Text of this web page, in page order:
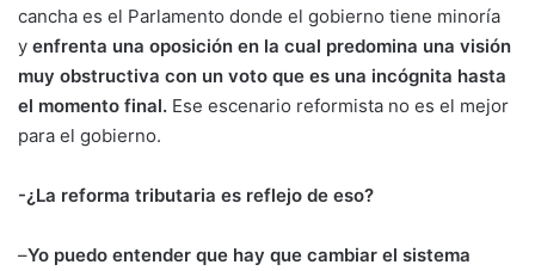
cancha es el Parlamento donde el gobierno tiene minoría
y enfrenta una oposición en la cual predomina una visión
muy obstructiva con un voto que es una incógnita hasta
el momento final. Ese escenario reformista no es el mejor
para el gobierno.
-¿La reforma tributaria es reflejo de eso?
–Yo puedo entender que hay que cambiar el sistema